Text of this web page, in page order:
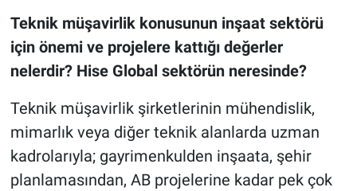
Teknik müşavirlik konusunun inşaat sektörü
için önemi ve projelere kattığı değerler
nelerdir? Hise Global sektörün neresinde?
Teknik müşavirlik şirketlerinin mühendislik,
mimarlık veya diğer teknik alanlarda uzman
kadrolarıyla; gayrimenkulden inşaata, şehir
planlamasından, AB projelerine kadar pek çok